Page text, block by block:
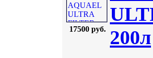
17500 руб. 200л